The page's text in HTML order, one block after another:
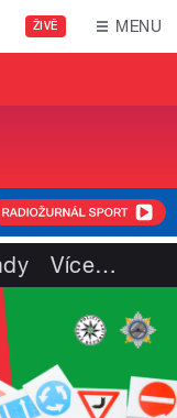
ŽIVĚ MENU
Více…